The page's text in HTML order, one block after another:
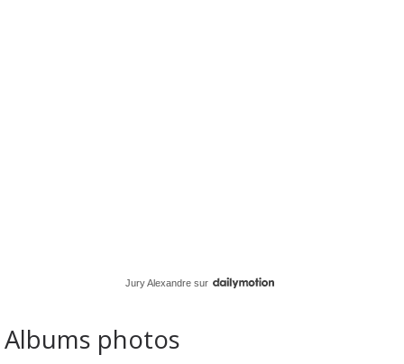
Jury Alexandre sur
Albums photos